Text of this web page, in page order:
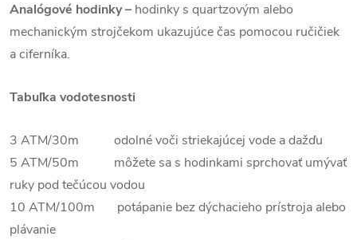
Analógové hodinky – hodinky s quartzovým alebo
mechanickým strojčekom ukazujúce čas pomocou ručičiek
a ciferníka.
Tabuľka vodotesnosti
3 ATM/30m odolné voči striekajúcej vode a dažďu
5 ATM/50m môžete sa s hodinkami sprchovať umývať
ruky pod tečúcou vodou
10 ATM/100m potápanie bez dýchacieho prístroja alebo
plávanie